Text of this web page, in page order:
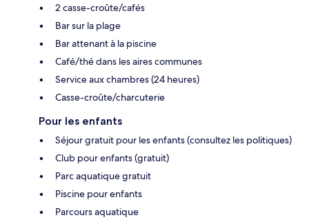
2 casse-croûte/cafés
Bar sur la plage
Bar attenant à la piscine
Café/thé dans les aires communes
Service aux chambres (24 heures)
Casse-croûte/charcuterie
Pour les enfants
Séjour gratuit pour les enfants (consultez les politiques)
Club pour enfants (gratuit)
Parc aquatique gratuit
Piscine pour enfants
Parcours aquatique